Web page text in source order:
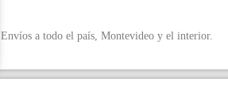
Envíos a todo el país, Montevideo y el interior.